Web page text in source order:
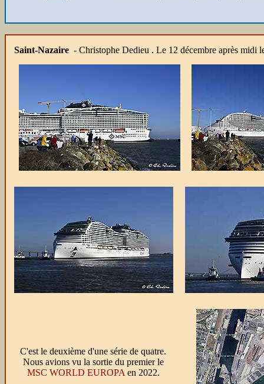
Saint-Nazaire - Christophe Dedieu . Le 12 décembre après midi
C'est le deuxième d'une série de quatre.
Nous avions vu la sortie du premier le
MSC WORLD EUROPA en 2022.